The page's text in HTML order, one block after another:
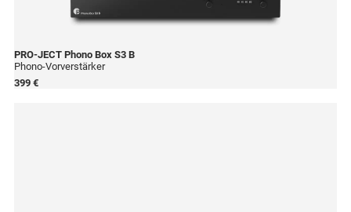
PRO-JECT Phono Box S3 B
Phono-Vorverstärker
399 €